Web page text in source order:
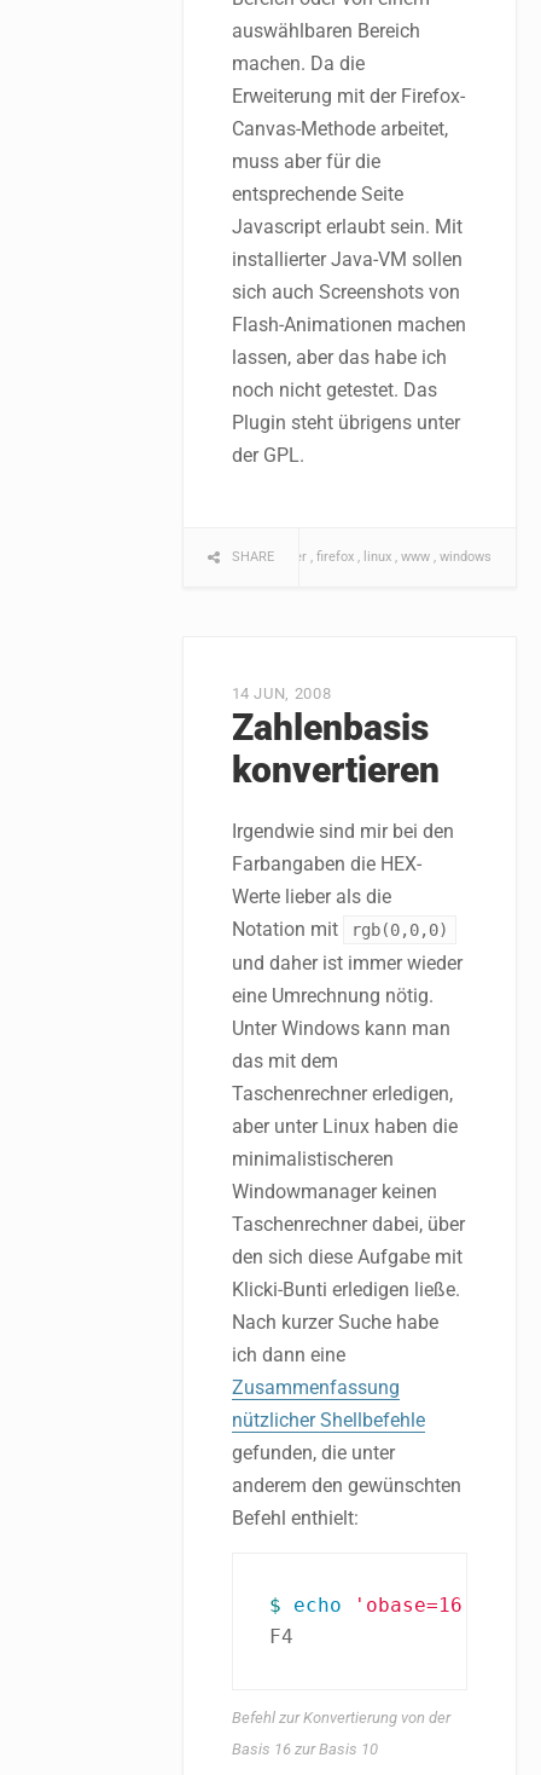
auswählbaren Bereich
machen. Da die
Erweiterung mit der Firefox-
Canvas-Methode arbeitet,
muss aber für die
entsprechende Seite
Javascript erlaubt sein. Mit
installierter Java-VM sollen
sich auch Screenshots von
Flash-Animationen machen
lassen, aber das habe ich
noch nicht getestet. Das
Plugin steht übrigens unter
der GPL.
SHAREbrowser firefox linux www windows
14 JUN, 2008
Zahlenbasis
konvertieren
Irgendwie sind mir bei den
Farbangaben die HEX-
Werte lieber als die
Notation mit
rgb(0,0,0)
und daher ist immer wieder
eine Umrechnung nötig.
Unter Windows kann man
das mit dem
Taschenrechner erledigen,
aber unter Linux haben die
minimalistischeren
Windowmanager keinen
Taschenrechner dabei, über
den sich diese Aufgabe mit
Klicki-Bunti erledigen ließe.
Nach kurzer Suche habe
ich dann eine
Zusammenfassung
nützlicher Shellbefehle
gefunden, die unter
anderem den gewünschten
Befehl enthielt:
$ echo
'obase=16;
F4
Befehl zur Konvertierung von der
Basis 16 zur Basis 10